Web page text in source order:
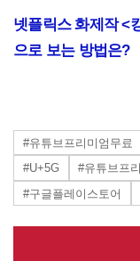
넷플릭스 화제작 <
으로 보는 방법은?
#유튜브프리미엄무료
#U+5G
#유튜브프
#구글플레이스토어